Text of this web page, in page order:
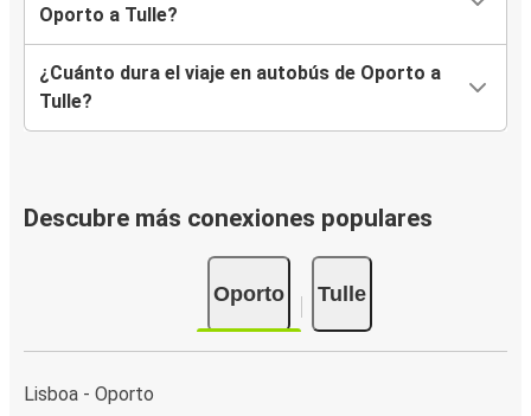
Oporto a Tulle?
¿Cuánto dura el viaje en autobús de Oporto a
Tulle?
Descubre más conexiones populares
Oporto Tulle
Lisboa - Oporto